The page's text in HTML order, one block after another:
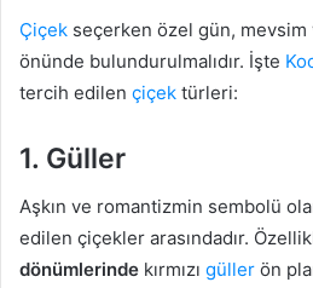
Çiçek seçerken özel gün, mevsim
önünde bulundurulmalıdır. İşte
tercih edilen çiçek türleri:
1. Güller
Aşkın ve romantizmin sembolü
edilen çiçekler arasındadır.
dönümlerinde kırmızı güller ön